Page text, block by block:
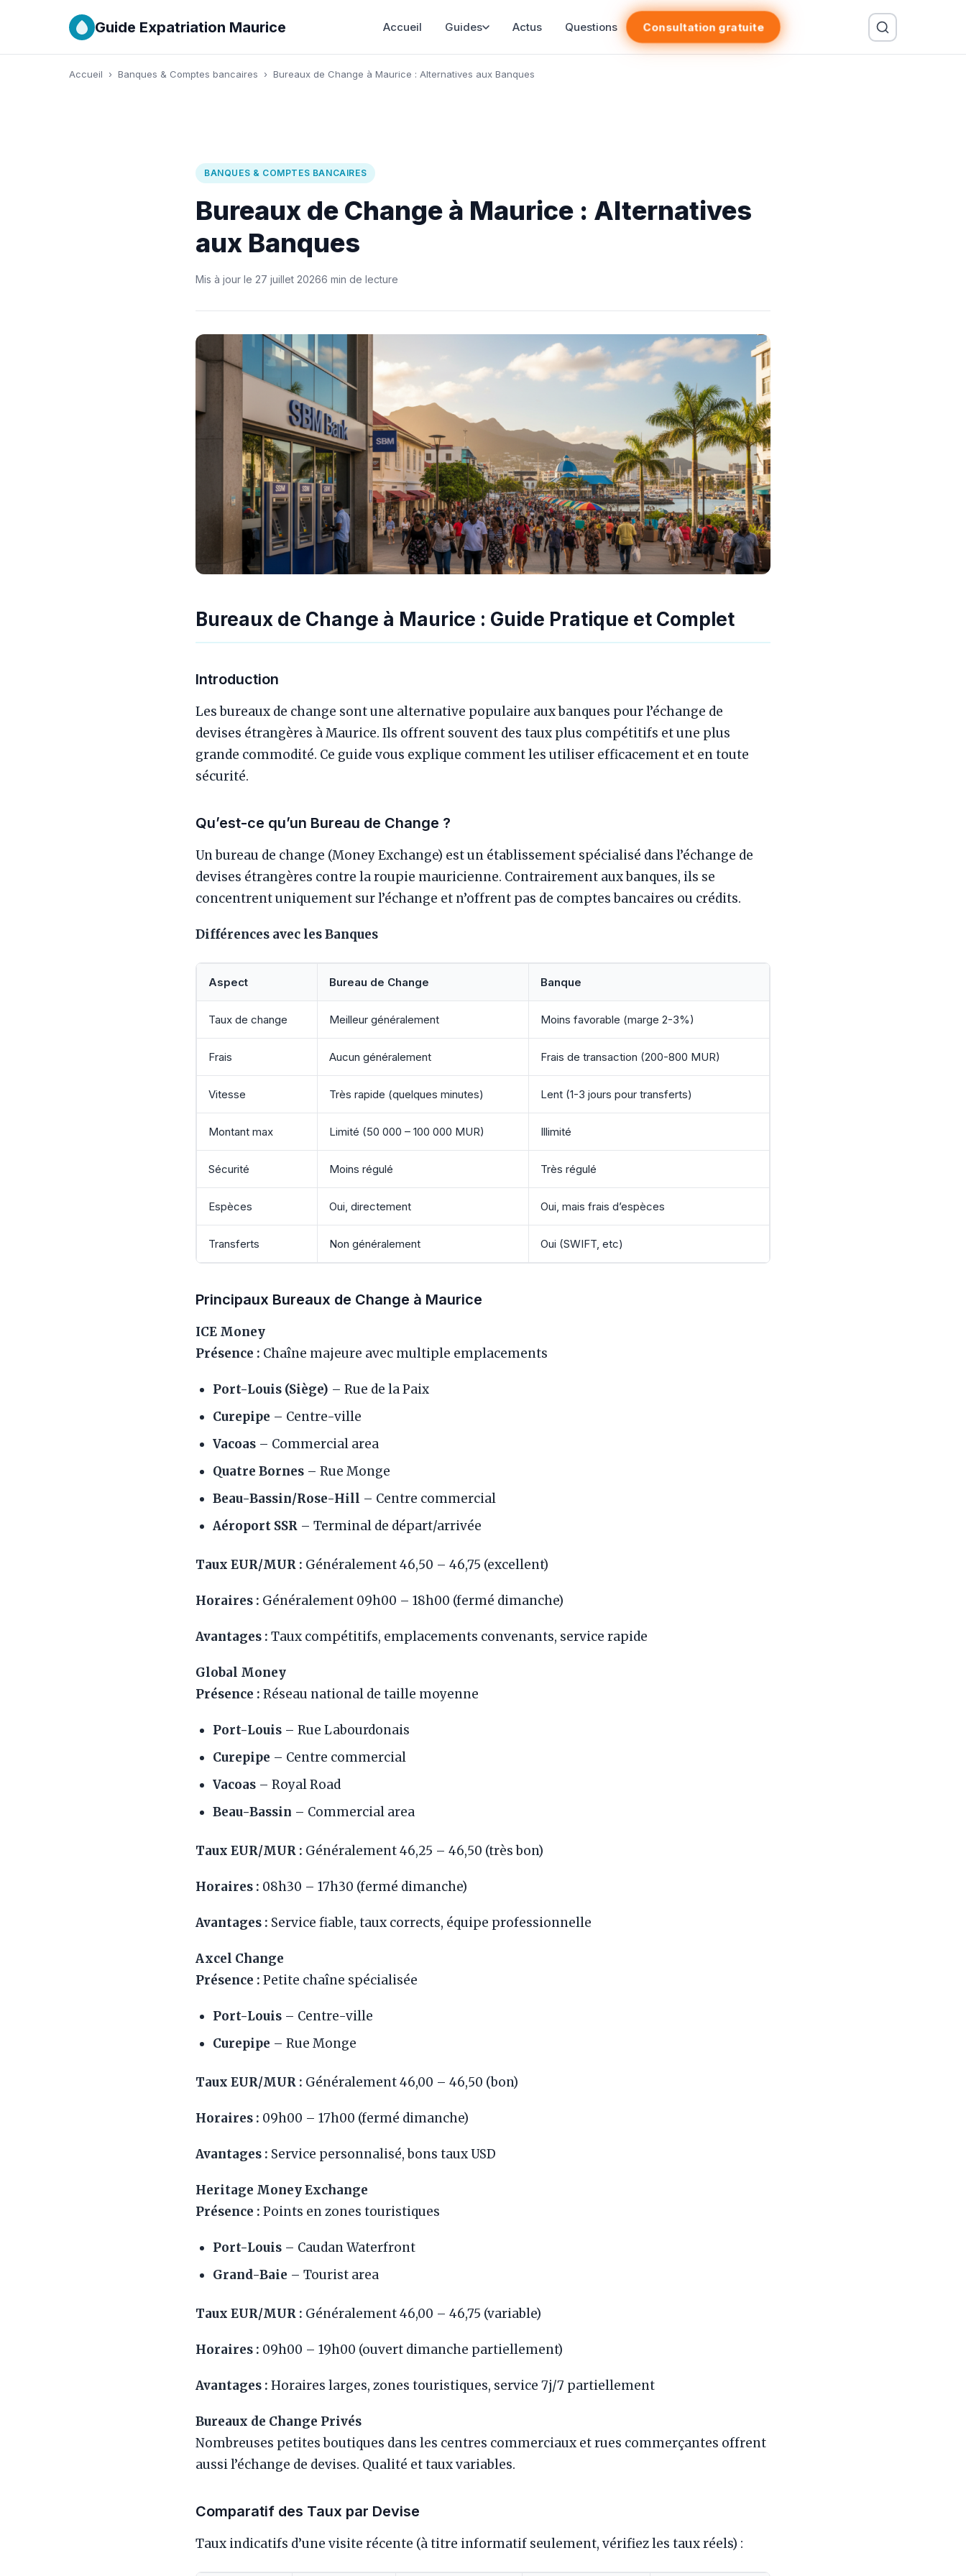
Guide Expatriation Maurice Accueil Guides Actus Questions Consultation gratuite
Accueil › Banques & Comptes bancaires › Bureaux de Change à Maurice : Alternatives aux Banques
BANQUES & COMPTES BANCAIRES
Bureaux de Change à Maurice : Alternatives
aux Banques
Mis à jour le 27 juillet 20266 min de lecture
Bureaux de Change à Maurice : Guide Pratique et Complet
Introduction
Les bureaux de change sont une alternative populaire aux banques pour l’échange de
devises étrangères à Maurice. Ils offrent souvent des taux plus compétitifs et une plus
grande commodité. Ce guide vous explique comment les utiliser efficacement et en toute
sécurité.
Qu’est-ce qu’un Bureau de Change ?
Un bureau de change (Money Exchange) est un établissement spécialisé dans l’échange de
devises étrangères contre la roupie mauricienne. Contrairement aux banques, ils se
concentrent uniquement sur l’échange et n’offrent pas de comptes bancaires ou crédits.
Différences avec les Banques
Aspect Bureau de Change Banque
Taux de change Meilleur généralement Moins favorable (marge 2-3%)
Frais Aucun généralement Frais de transaction (200-800 MUR)
Vitesse Très rapide (quelques minutes) Lent (1-3 jours pour transferts)
Montant max Limité (50 000 – 100 000 MUR) Illimité
Sécurité Moins régulé Très régulé
Espèces Oui, directement Oui, mais frais d’espèces
Transferts Non généralement Oui (SWIFT, etc)
Principaux Bureaux de Change à Maurice
ICE Money
Présence : Chaîne majeure avec multiple emplacements
Port-Louis (Siège) – Rue de la Paix
Curepipe – Centre-ville
Vacoas – Commercial area
Quatre Bornes – Rue Monge
Beau-Bassin/Rose-Hill – Centre commercial
Aéroport SSR – Terminal de départ/arrivée
Taux EUR/MUR : Généralement 46,50 – 46,75 (excellent)
Horaires : Généralement 09h00 – 18h00 (fermé dimanche)
Avantages : Taux compétitifs, emplacements convenants, service rapide
Global Money
Présence : Réseau national de taille moyenne
Port-Louis – Rue Labourdonais
Curepipe – Centre commercial
Vacoas – Royal Road
Beau-Bassin – Commercial area
Taux EUR/MUR : Généralement 46,25 – 46,50 (très bon)
Horaires : 08h30 – 17h30 (fermé dimanche)
Avantages : Service fiable, taux corrects, équipe professionnelle
Axcel Change
Présence : Petite chaîne spécialisée
Port-Louis – Centre-ville
Curepipe – Rue Monge
Taux EUR/MUR : Généralement 46,00 – 46,50 (bon)
Horaires : 09h00 – 17h00 (fermé dimanche)
Avantages : Service personnalisé, bons taux USD
Heritage Money Exchange
Présence : Points en zones touristiques
Port-Louis – Caudan Waterfront
Grand-Baie – Tourist area
Taux EUR/MUR : Généralement 46,00 – 46,75 (variable)
Horaires : 09h00 – 19h00 (ouvert dimanche partiellement)
Avantages : Horaires larges, zones touristiques, service 7j/7 partiellement
Bureaux de Change Privés
Nombreuses petites boutiques dans les centres commerciaux et rues commerçantes offrent
aussi l’échange de devises. Qualité et taux variables.
Comparatif des Taux par Devise
Taux indicatifs d’une visite récente (à titre informatif seulement, vérifiez les taux réels) :